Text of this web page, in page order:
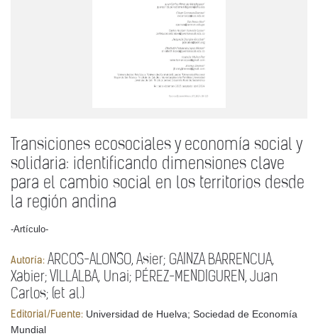
Transiciones ecosociales y economía social y
solidaria: identificando dimensiones clave
para el cambio social en los territorios desde
la región andina
-Artículo-
Autoría: ARCOS-ALONSO, Asier; GAINZA BARRENCUA,
Xabier; VILLALBA, Unai; PÉREZ-MENDIGUREN, Juan
Carlos; (et al.)
Editorial/Fuente: Universidad de Huelva; Sociedad de Economía
Mundial